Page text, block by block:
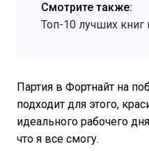
Смотрите также:
Топ-10 лучших книг
Партия в Фортнайт на
подходит для этого,
идеального рабочего
что я все смогу.